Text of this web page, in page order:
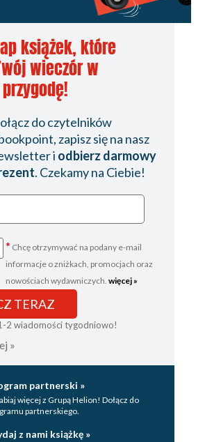
książek, które
wieczór w
do czytelników
zapisz się na nasz
i odbierz darmowy
. Czekamy na Ciebie!
* Chcę otrzymywać na podany e-mail
informacje o zniżkach, promocjach oraz
nowościach wydawniczych. więcej »
TERAZ
2 wiadomości tygodniowo!
»
partnerski »
więcej z Grupą Helion! Dołącz do
partnerskiego.
z nami książkę »